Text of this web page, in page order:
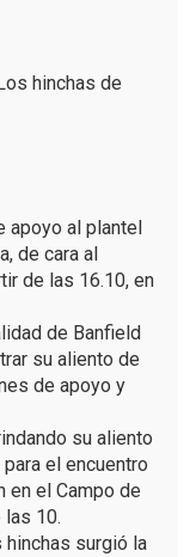
Los hinchas de
apoyo al plantel
de cara al
de las 16.10, en
de Banfield
su aliento de
de apoyo y
su aliento
el encuentro
en el Campo de
las 10.
surgió la